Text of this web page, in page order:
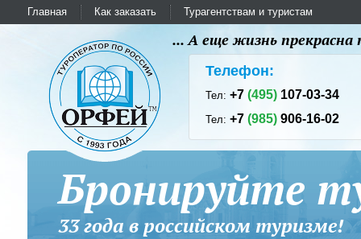
Главная Как заказать Турагентствам и туристам
... А еще жизнь
Телефон:
Тел:+7(495) 107-03-34
Тел:+7(985) 906-16-02
Бронируйте
33 года в российском